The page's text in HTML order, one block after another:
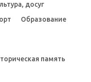
досуг
Образование
память